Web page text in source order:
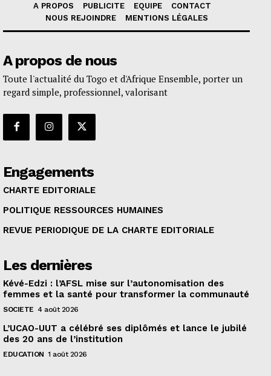
A PROPOS PUBLICITE EQUIPE
CONTACT
NOUS REJOINDRE
MENTIONS LÉGALES
A propos de nous
Toute l'actualité du Togo et d'Afrique Ensemble, porter un
regard simple, professionnel, valorisant
Engagements
CHARTE EDITORIALE
POLITIQUE RESSOURCES HUMAINES
REVUE PERIODIQUE DE LA CHARTE EDITORIALE
Les dernières
Kévé-Edzi : l’AFSL mise sur l’autonomisation des
femmes et la santé pour transformer la communauté
SOCIETE 4 août 2026
L’UCAO-UUT a célébré ses diplômés et lance le jubilé
des 20 ans de l’institution
EDUCATION 1 août 2026